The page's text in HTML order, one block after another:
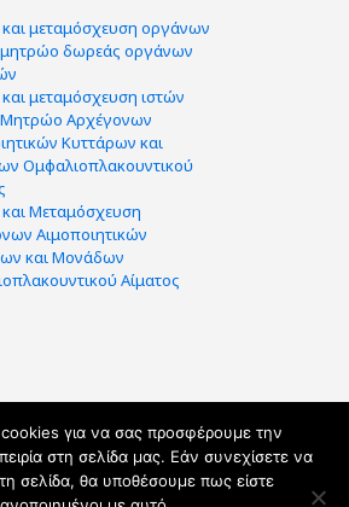
μεταμόσχευση οργάνων
μητρώο δωρεάς οργάνων
μεταμόσχευση ιστών
Μητρώο Αρχέγονων
Κυττάρων και
Ομφαλιοπλακουντικού
Μεταμόσχευση
Αιμοποιητικών
και Μονάδων
Αίματος
© ΕΟΜ. Ελληνικός Οργανισμός
All Rights Reserved. | Supported by
cookies για να σας προσφέρουμε την
στη σελίδα μας. Εάν συνεχίσετε να
τη σελίδα, θα υποθέσουμε πως είστε